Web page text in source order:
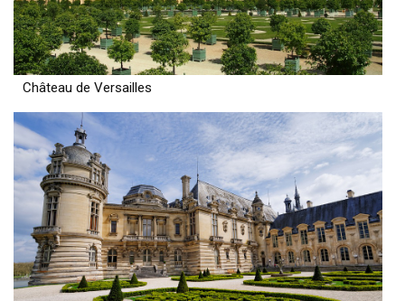
Château de Versailles